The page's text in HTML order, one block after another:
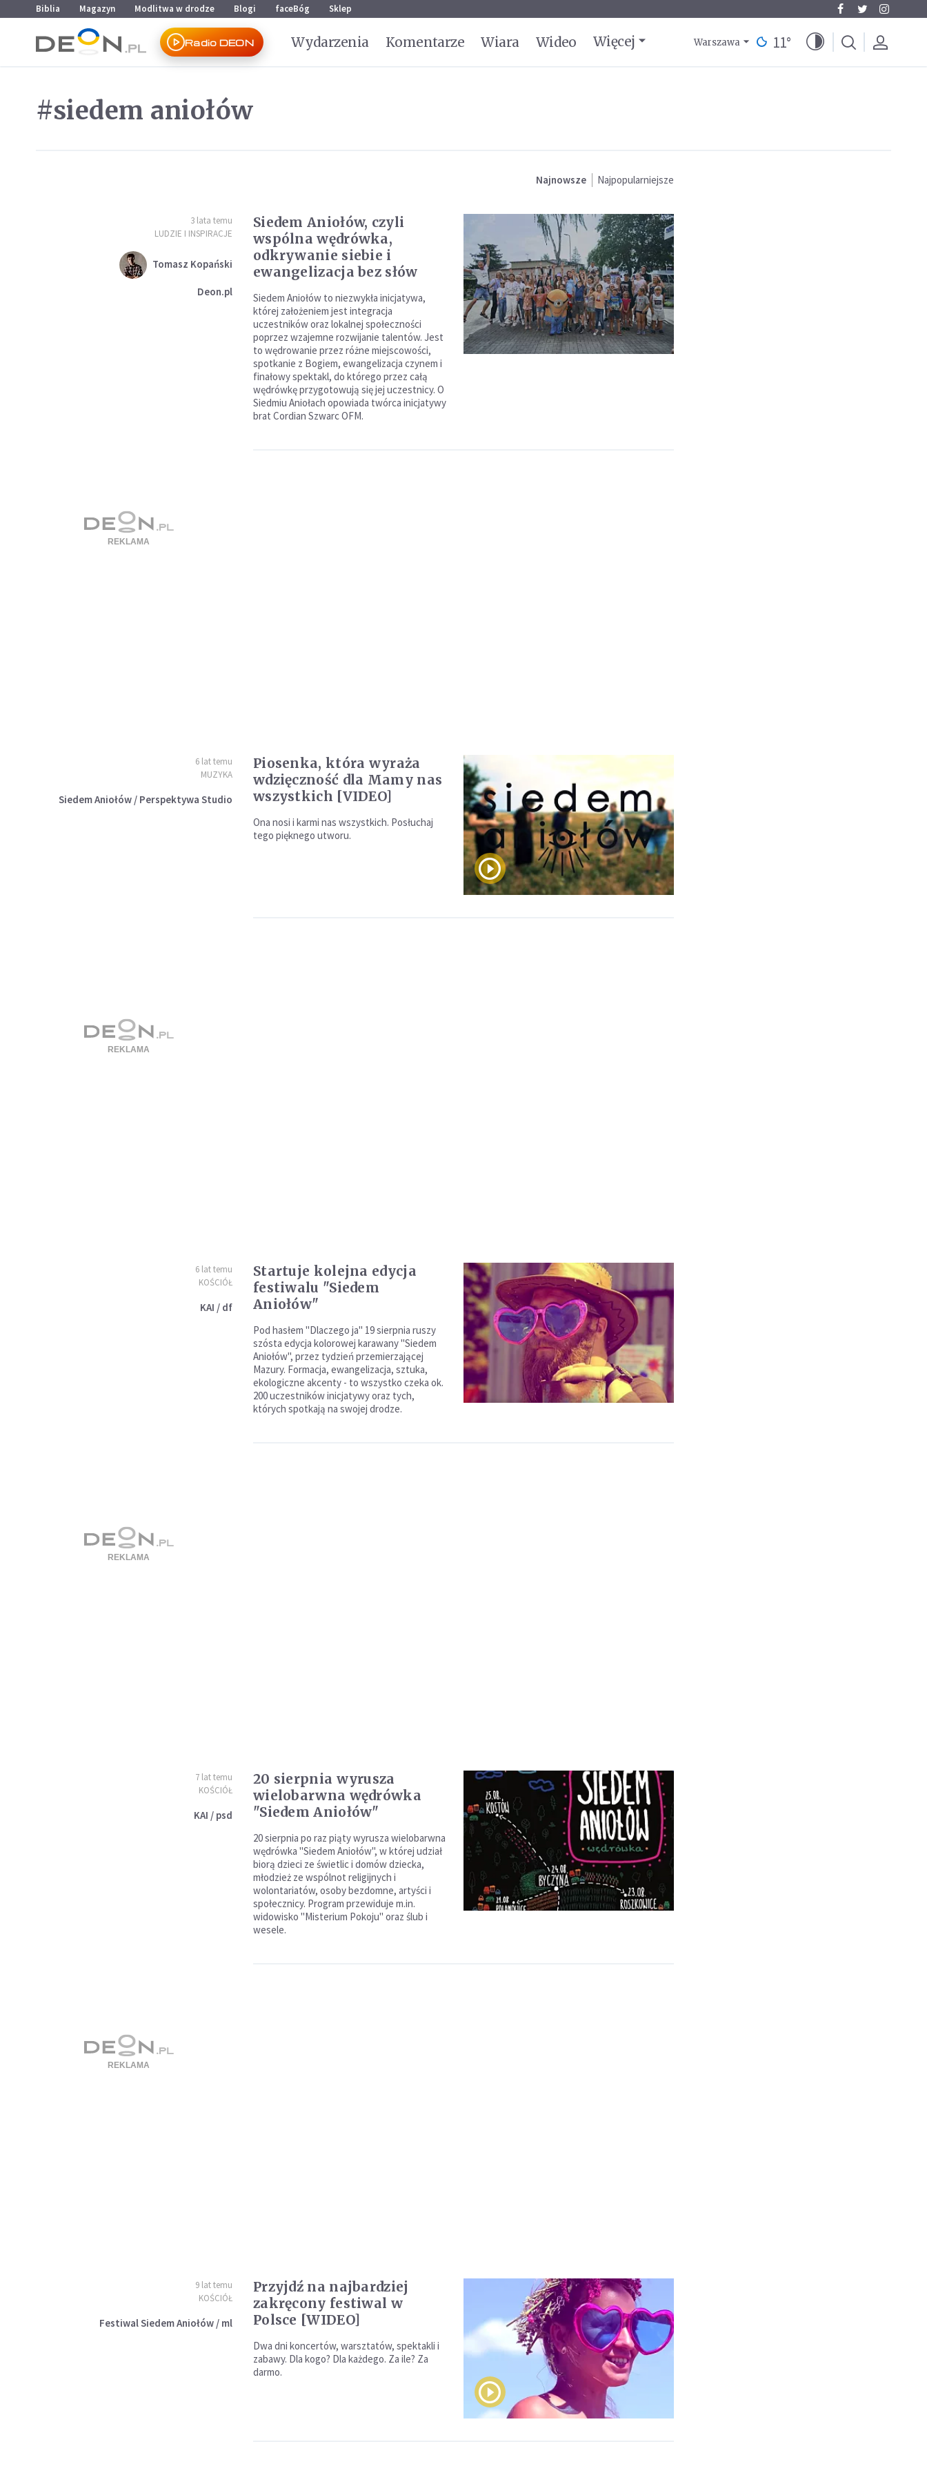
Przejdź do menu głównego
Przejdź do treści
Biblia Magazyn Modlitwa w drodze Blogi faceBóg Sklep
Radio DEON Wydarzenia Komentarze Wiara Wideo Więcej Warszawa 11°
#siedem aniołów
Najnowsze Najpopularniejsze
3 lata temu
LUDZIE I INSPIRACJE
Tomasz Kopański
Deon.pl
Siedem Aniołów, czyli
wspólna wędrówka,
odkrywanie siebie i
ewangelizacja bez słów
Siedem Aniołów to niezwykła inicjatywa,
której założeniem jest integracja
uczestników oraz lokalnej społeczności
poprzez wzajemne rozwijanie talentów. Jest
to wędrowanie przez różne miejscowości,
spotkanie z Bogiem, ewangelizacja czynem i
finałowy spektakl, do którego przez całą
wędrówkę przygotowują się jej uczestnicy. O
Siedmiu Aniołach opowiada twórca inicjatywy
brat Cordian Szwarc OFM.
6 lat temu
MUZYKA
Siedem Aniołów / Perspektywa Studio
Piosenka, która wyraża
wdzięczność dla Mamy nas
wszystkich [VIDEO]
Ona nosi i karmi nas wszystkich. Posłuchaj
tego pięknego utworu.
6 lat temu
KOŚCIÓŁ
KAI / df
Startuje kolejna edycja
festiwalu "Siedem
Aniołów"
Pod hasłem "Dlaczego ja" 19 sierpnia ruszy
szósta edycja kolorowej karawany "Siedem
Aniołów", przez tydzień przemierzającej
Mazury. Formacja, ewangelizacja, sztuka,
ekologiczne akcenty - to wszystko czeka ok.
200 uczestników inicjatywy oraz tych,
których spotkają na swojej drodze.
7 lat temu
KOŚCIÓŁ
KAI / psd
20 sierpnia wyrusza
wielobarwna wędrówka
"Siedem Aniołów"
20 sierpnia po raz piąty wyrusza wielobarwna
wędrówka "Siedem Aniołów", w której udział
biorą dzieci ze świetlic i domów dziecka,
młodzież ze wspólnot religijnych i
wolontariatów, osoby bezdomne, artyści i
społecznicy. Program przewiduje m.in.
widowisko "Misterium Pokoju" oraz ślub i
wesele.
9 lat temu
KOŚCIÓŁ
Festiwal Siedem Aniołów / ml
Przyjdź na najbardziej
zakręcony festiwal w
Polsce [WIDEO]
Dwa dni koncertów, warsztatów, spektakli i
zabawy. Dla kogo? Dla każdego. Za ile? Za
darmo.